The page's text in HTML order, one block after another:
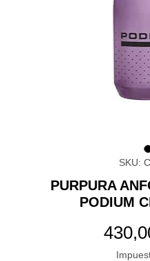
SKU:
PURPURA
PODIUM